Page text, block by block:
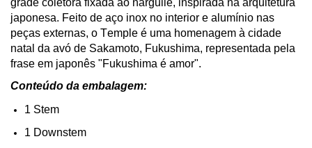
japonesa. Feito de aço inox no interior e alumínio nas
peças externas, o Temple é uma homenagem à cidade
natal da avó de Sakamoto, Fukushima, representada pela
frase em japonês "Fukushima é amor".
Conteúdo da embalagem:
1 Stem
1 Downstem